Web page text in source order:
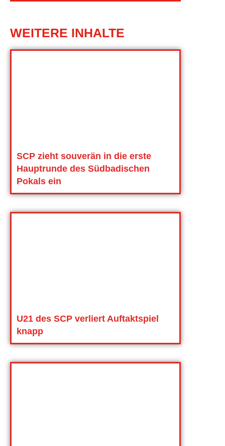
WEITERE INHALTE
SCP zieht souverän in die erste
Hauptrunde des Südbadischen
Pokals ein
U21 des SCP verliert Auftaktspiel
knapp